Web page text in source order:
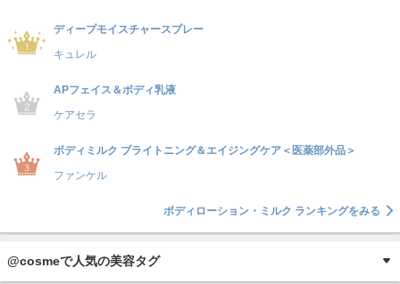
ディープモイスチャースプレー
キュレル
APフェイス＆ボディ乳液
ケアセラ
ボディミルク ブライトニング＆エイジングケア＜医薬部外品＞
ファンケル
ボディローション・ミルク ランキングをみる
@cosmeで人気の美容タグ